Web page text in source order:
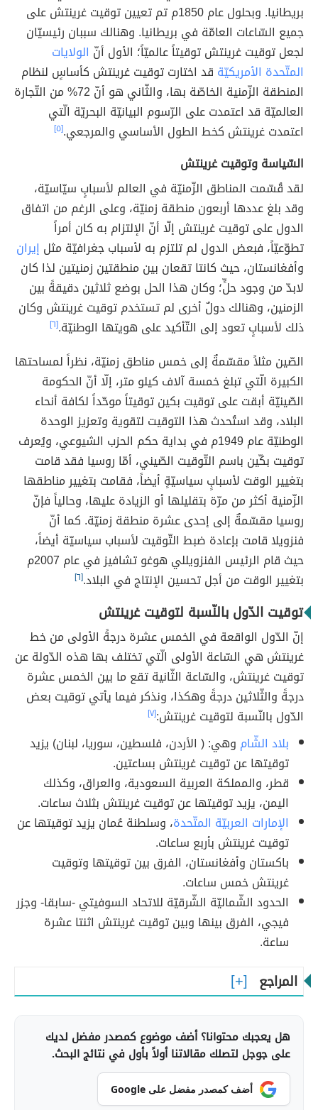
بريطانيا. وبحلول عام 1850م تم تعيين توقيت غرينتش على
جميع السّاعات العامّة في بريطانيا. وهنالك سببان رئيسيّان
لجعل توقيت غرينتش توقيتاً عالميّاً؛ الأول أنّ الولايات
المتّحدة الأمريكيّة قد اختارت توقيت غرينتش كأساسٍ لنظام
المنطقة الزّمنية الخاصّة بها، والثّاني هو أنّ 72% من التّجارة
العالميّة قد اعتمدت على الرّسوم البيانيّة البحريّة الّتي
اعتمدت غرينتش كخط الطول الأساسي والمرجعي.[٥]
السّياسة وتوقيت غرينتش
لقد قُسّمت المناطق الزّمنيّة في العالم لأسبابٍ سيّاسيّة،
وقد بلغ عددها أربعون منطقة زمنيّة، وعلى الرغم من اتفاق
الدول على توقيت غرينتش إلّا أنّ الإلتزام به كان أمراً
تطوّعيّاً، فبعض الدول لم تلتزم به لأسباب جغرافيّة مثل إيران
وأفغانستان، حيث كانتا تقعان بين منطقتين زمنيتين لذا كان
لابدّ من وجود حلٍّ؛ وكان هذا الحل بوضع ثلاثين دقيقةً بين
الزمنين، وهنالك دولٌ أخرى لم تستخدم توقيت غرينتش وكان
ذلك لأسبابٍ تعود إلى التّأكيد على هويتها الوطنيّة.[٦]
الصّين مثلاً مقسّمةٌ إلى خمس مناطق زمنيّة، نظراً لمساحتها
الكبيرة الّتي تبلغ خمسة آلاف كيلو متر، إلّا أنّ الحكومة
الصّينيّة أبقت على توقيت بكين توقيتاً موحّداً لكافة أنحاء
البلاد، وقد استُحدث هذا التوقيت لتقوية وتعزيز الوحدة
الوطنيّة عام 1949م في بداية حكم الحزب الشيوعي، ويُعرف
توقيت بكّين باسم التّوقيت الصّيني، أمّا روسيا فقد قامت
بتغيير الوقت لأسبابٍ سياسيّةٍ أيضاً، فقامت بتغيير مناطقها
الزّمنية أكثر من مرّة بتقليلها أو الزيادة عليها، وحالياً فإنّ
روسيا مقسّمةٌ إلى إحدى عشرة منطقة زمنيّة. كما أنّ
فنزويلا قامت بإعادة ضبط التّوقيت لأسباب سياسيّة أيضاً،
حيث قام الرئيس الفنزويللي هوغو تشافيز في عام 2007م
بتغيير الوقت من أجل تحسين الإنتاج في البلاد.[٦]
توقيت الدّول بالنّسبة لتوقيت غرينتش
إنّ الدّول الواقعة في الخمس عشرة درجةً الأولى من خط
غرينتش هي السّاعة الأولى الّتي تختلف بها هذه الدّولة عن
توقيت غرينتش، والسّاعة الثّانية تقع ما بين الخمس عشرة
درجةً والثّلاثين درجةً وهكذا، ونذكر فيما يأتي توقيت بعض
الدّول بالنّسبة لتوقيت غرينتش:[٧]
بلاد الشّام وهي: ( الأردن، فلسطين، سوريا، لبنان) يزيد
توقيتها عن توقيت غرينتش بساعتين.
قطر، والمملكة العربية السعودية، والعراق، وكذلك
اليمن، يزيد توقيتها عن توقيت غرينتش بثلاث ساعات.
الإمارات العربيّة المتّحدة، وسلطنة عُمان يزيد توقيتها عن
توقيت غرينتش بأربع ساعات.
باكستان وأفغانستان، الفرق بين توقيتها وتوقيت
غرينتش خمس ساعات.
الحدود الشّماليّة الشّرقيّة للاتحاد السوفيتي -سابقا- وجزر
فيجي، الفرق بينها وبين توقيت غرينتش اثنتا عشرة
ساعة.
المراجع
هل يعجبك محتوانا؟ أضف موضوع كمصدر مفضل لديك
على جوجل لتصلك مقالاتنا أولاً بأول في نتائج البحث.
أضف كمصدر مفضل على Google